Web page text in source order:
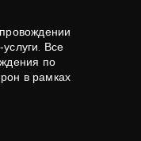
Все
по
в рамках